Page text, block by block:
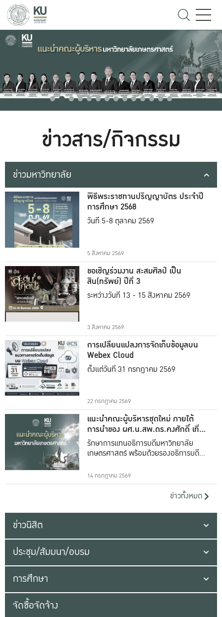
ข่าวสาร/กิจกรรม
ข่าวมหาวิทยาลัย
พิธีพระราชทานปริญญาบัตร ประจำปี
การศึกษา 2568
วันที่ 5-8 ตุลาคม 2569
5 สิงหาคม 2569
ขอเชิญร่วมงาน สะสมศิลป์ เป็น
สิน(ทรัพย์) ปีที่ 3
ระหว่างวันที่ 13 - 15 สิงหาคม 2569
3 สิงหาคม 2569
การเปลี่ยนแปลงการจัดเก็บข้อมูลบน
Webex Cloud
ตั้งแต่วันที่ 31 กรกฎาคม 2569
22 กรกฎาคม 2569
แนะนำคณะผู้บริหารชุดใหม่ ภายใต้
การนำของ ผศ.น.สพ.ดร.คงศักดิ์ เที่ยง
ธรรม
รักษาการแทนอธิการบดีมหาวิทยาลัย
เกษตรศาสตร์ พร้อมด้วยรองอธิการบดีทั้ง
14 กรกฎาคม 2569
ข่าวทั้งหมด
ข่าวนิสิต
ประชุม/สัมมนา/อบรม
การศึกษา
จัดซื้อจัดจ้าง